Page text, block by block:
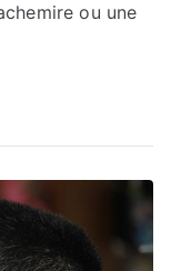
ou une